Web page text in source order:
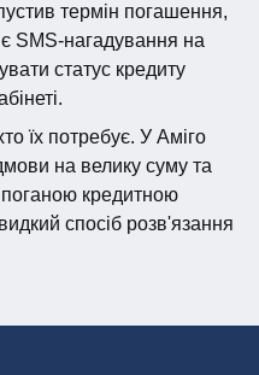
термін погашення,
SMS-нагадування на
статус кредиту
їх потребує. У Аміго
на велику суму та
поганою кредитною
спосіб розв'язання